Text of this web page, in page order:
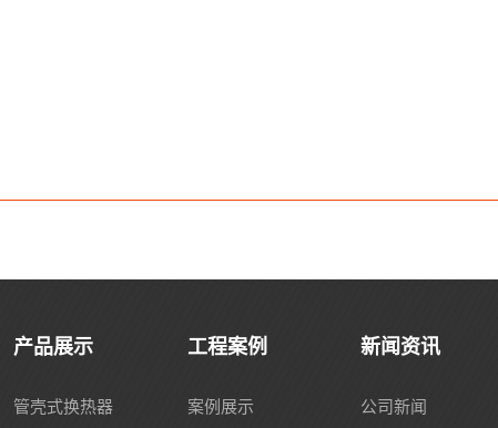
产品展示
管壳式换热器
工程案例
案例展示
新闻资讯
公司新闻